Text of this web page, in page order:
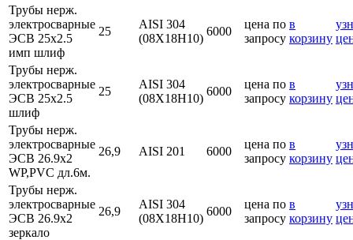
Трубы нерж.
электросварные
ЭСВ 25х2.5
имп шлиф
25
AISI 304
(08Х18Н10)
6000
цена по
запросу
в
корзину
Трубы нерж.
электросварные
ЭСВ 25х2.5
шлиф
25
AISI 304
(08Х18Н10)
6000
цена по
запросу
в
корзину
Трубы нерж.
электросварные
ЭСВ 26.9х2
WP,PVC дл.6м.
26,9 AISI 201 6000
цена по
запросу
в
корзину
Трубы нерж.
электросварные
ЭСВ 26.9х2
зеркало
26,9
AISI 304
(08Х18Н10)
6000
цена по
запросу
в
корзину